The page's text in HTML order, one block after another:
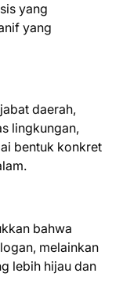
yang
yang
daerah,
lingkungan,
bentuk konkret
bahwa
melainkan
lebih hijau dan